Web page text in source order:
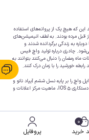
این که هیچ یک از پروانه‌های استفاده
قبل مرده بودند. به لطف انیمیشن‌های
به زندگی برگردانده شدند و
چادری درباره تولید واچ فیس
رمضان را دنبال می‌کنند بتوانند به
خورشید را با زمان درک کنند.
واچ را بر پایه نسل ششم آیپاد نانو و
اتصال آن به این بند ساخته است و در ادامه توضیح داده که با دستکاری IOS 5، ماهیت مرکز اعلانات و
ساعت هوشمند دنیا تبدیل
اکنون محبوب‌ترین ساعت دنیاست!
پروفایل
0
خرید